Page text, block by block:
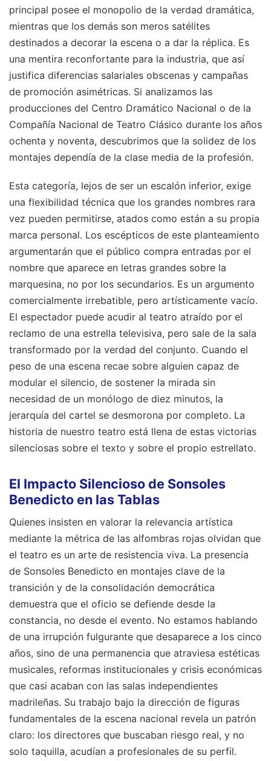
principal posee el monopolio de la verdad dramática,
mientras que los demás son meros satélites
destinados a decorar la escena o a dar la réplica. Es
una mentira reconfortante para la industria, que así
justifica diferencias salariales obscenas y campañas
de promoción asimétricas. Si analizamos las
producciones del Centro Dramático Nacional o de la
Compañía Nacional de Teatro Clásico durante los años
ochenta y noventa, descubrimos que la solidez de los
montajes dependía de la clase media de la profesión.
Esta categoría, lejos de ser un escalón inferior, exige
una flexibilidad técnica que los grandes nombres rara
vez pueden permitirse, atados como están a su propia
marca personal. Los escépticos de este planteamiento
argumentarán que el público compra entradas por el
nombre que aparece en letras grandes sobre la
marquesina, no por los secundarios. Es un argumento
comercialmente irrebatible, pero artísticamente vacío.
El espectador puede acudir al teatro atraído por el
reclamo de una estrella televisiva, pero sale de la sala
transformado por la verdad del conjunto. Cuando el
peso de una escena recae sobre alguien capaz de
modular el silencio, de sostener la mirada sin
necesidad de un monólogo de diez minutos, la
jerarquía del cartel se desmorona por completo. La
historia de nuestro teatro está llena de estas victorias
silenciosas sobre el texto y sobre el propio estrellato.
El Impacto Silencioso de Sonsoles
Benedicto en las Tablas
Quienes insisten en valorar la relevancia artística
mediante la métrica de las alfombras rojas olvidan que
el teatro es un arte de resistencia viva. La presencia
de Sonsoles Benedicto en montajes clave de la
transición y de la consolidación democrática
demuestra que el oficio se defiende desde la
constancia, no desde el evento. No estamos hablando
de una irrupción fulgurante que desaparece a los cinco
años, sino de una permanencia que atraviesa estéticas
musicales, reformas institucionales y crisis económicas
que casi acaban con las salas independientes
madrileñas. Su trabajo bajo la dirección de figuras
fundamentales de la escena nacional revela un patrón
claro: los directores que buscaban riesgo real, y no
solo taquilla, acudían a profesionales de su perfil.